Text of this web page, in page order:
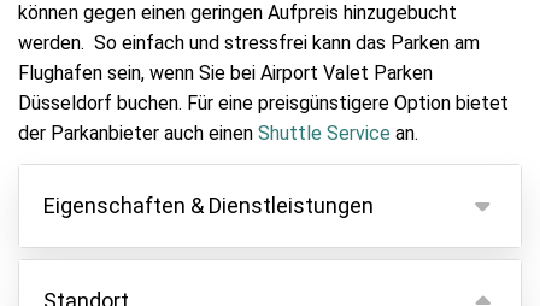
können gegen einen geringen Aufpreis hinzugebucht
werden. So einfach und stressfrei kann das Parken am
Flughafen sein, wenn Sie bei Airport Valet Parken
Düsseldorf buchen. Für eine preisgünstigere Option bietet
der Parkanbieter auch einen Shuttle Service an.
Eigenschaften & Dienstleistungen
Eigenschaften
Standort